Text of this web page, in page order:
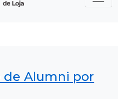
de Alumni por